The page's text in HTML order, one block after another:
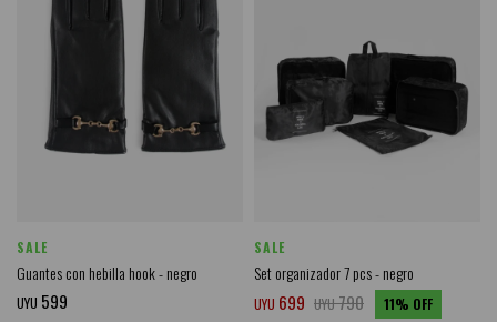
SALE
Guantes con hebilla hook - negro
UYU 599
SALE
Set organizador 7 pcs - negro
UYU 699 UYU790 11